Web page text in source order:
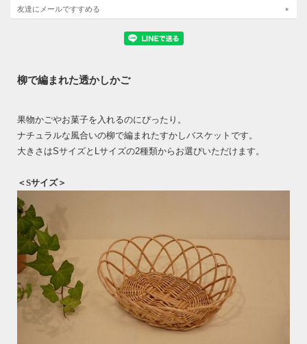
友達にメールですすめる
柳で編まれた透かしかご
果物かごやお菓子を入れるのにぴったり。
ナチュラルな風合いの柳で編まれたすかしバスケットです。
大きさはSサイズとLサイズの2種類からお選びいただけます。
＜Sサイズ＞